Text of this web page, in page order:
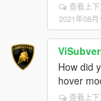
查看上
2021年08月
How did
hover
查看上